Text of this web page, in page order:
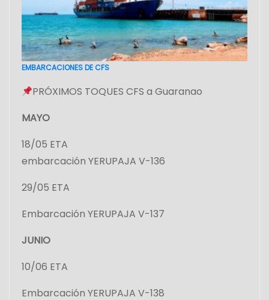
EMBARCACIONES DE CFS
PRÓXIMOS TOQUES CFS a Guaranao
MAYO
18/05 ETA
embarcación YERUPAJA V-136
29/05 ETA
Embarcación YERUPAJA V-137
JUNIO
10/06 ETA
Embarcación YERUPAJA V-138